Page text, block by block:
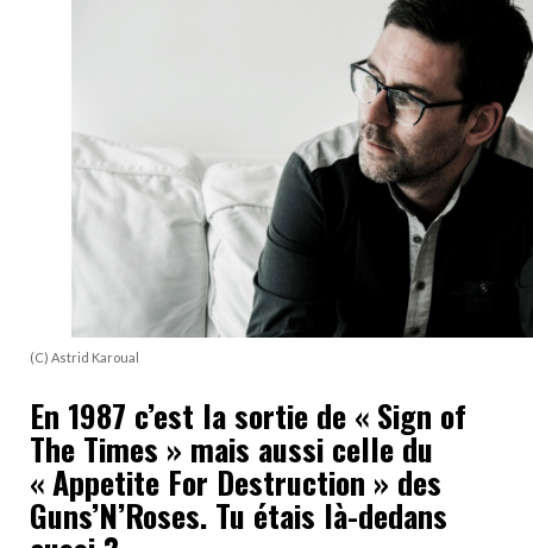
(C) Astrid Karoual
En 1987 c’est la sortie de « Sign of
The Times » mais aussi celle du
« Appetite For Destruction » des
Guns’N’Roses. Tu étais là-dedans